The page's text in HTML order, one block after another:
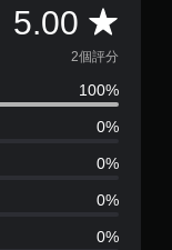
5.00 平
均
評
分
5
2個評分
100%
0%
0%
0%
0%